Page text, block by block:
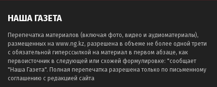
НАША ГАЗЕТА
Перепечатка материалов (включая фото, видео и аудиоматериалы),
размещенных на www.ng.kz, разрешена в объеме не более одной трети
с обязательной гиперссылкой на материал в первом абзаце, как
первоисточник в следующей или схожей формулировке: "сообщает
"Наша Газета". Полная перепечатка разрешена только по письменному
соглашению с редакцией сайта